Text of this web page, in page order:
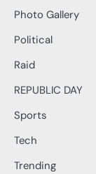
Photo Gallery
Political
Raid
REPUBLIC DAY
Sports
Tech
Trending